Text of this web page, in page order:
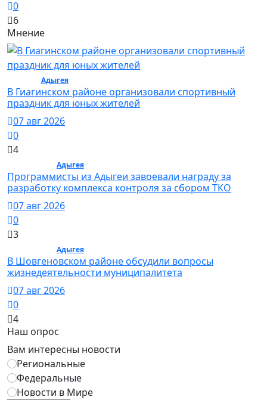
0
6
Мнение
Адыгея/ Спорт
В Гиагинском районе организовали спортивный
праздник для юных жителей
07 авг 2026
0
4
Адыгея/ Общество
Программисты из Адыгеи завоевали награду за
разработку комплекса контроля за сбором ТКО
07 авг 2026
0
3
Адыгея/ Общество
В Шовгеновском районе обсудили вопросы
жизнедеятельности муниципалитета
07 авг 2026
0
4
Наш опрос
Вам интересны новости
Региональные
Федеральные
Новости в Мире